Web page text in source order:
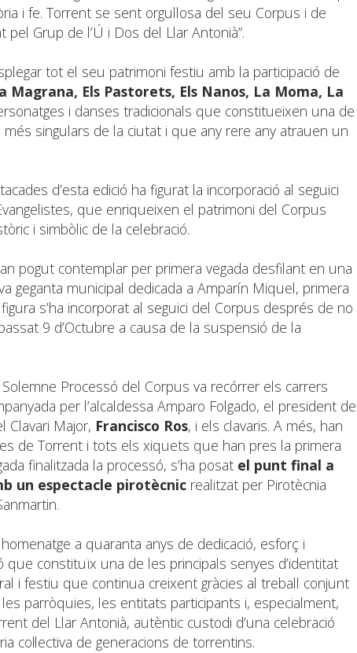
i fe. Torrent se sent orgullosa del seu Corpus i de
pel Grup de l’Ú i Dos del Llar Antonià”.
tot el seu patrimoni festiu amb la participació de
Magrana, Els Pastorets, Els Nanos, La Moma, La
i danses tradicionals que constitueixen una de
singulars de la ciutat i que any rere any atrauen un
d’esta edició ha figurat la incorporació al seguici
que enriqueixen el patrimoni del Corpus
i simbòlic de la celebració.
pogut contemplar per primera vegada desfilant en una
geganta municipal dedicada a Amparín Miquel, primera
s’ha incorporat al seguici del Corpus després de no
9 d’Octubre a causa de la suspensió de la
Processó del Corpus va recórrer els carrers
per l’alcaldessa Amparo Folgado, el president de
Clavari Major, Francisco Ros, i els clavaris. A més, han
de Torrent i tots els xiquets que han pres la primera
finalitzada la processó, s’ha posat el punt final a
un espectacle pirotècnic realitzat per Pirotècnia
a quaranta anys de dedicació, esforç i
que constituïx una de les principals senyes d’identitat
i festiu que continua creixent gràcies al treball conjunt
parròquies, les entitats participants i, especialment,
del Llar Antonià, autèntic custodi d’una celebració
col·lectiva de generacions de torrentins.